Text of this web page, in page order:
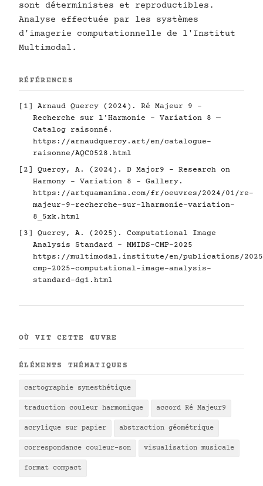
sont déterministes et reproductibles.
Analyse effectuée par les systèmes
d'imagerie computationnelle de l'Institut
Multimodal.
RÉFÉRENCES
[1] Arnaud Quercy (2024). Ré Majeur 9 -
Recherche sur l'Harmonie - Variation 8 —
Catalog raisonné.
https://arnaudquercy.art/en/catalogue-
raisonne/AQC0528.html
[2] Quercy, A. (2024). D Major9 - Research on
Harmony - Variation 8 - Gallery.
https://artquamanima.com/fr/oeuvres/2024/01/re-
majeur-9-recherche-sur-lharmonie-variation-
8_5xk.html
[3] Quercy, A. (2025). Computational Image
Analysis Standard - MMIDS-CMP-2025
https://multimodal.institute/en/publications/2025/
cmp-2025-computational-image-analysis-
standard-dg1.html
OÙ VIT CETTE ŒUVRE
ÉLÉMENTS THÉMATIQUES
cartographie synesthétique
traduction couleur harmonique accord Ré Majeur9
acrylique sur papier abstraction géométrique
correspondance couleur-son visualisation musicale
format compact